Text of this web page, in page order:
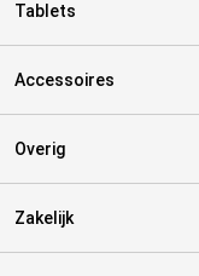
Tablets
Accessoires
Overig
Zakelijk